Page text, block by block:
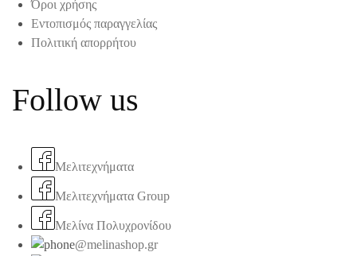
Όροι χρήσης
Εντοπισμός παραγγελίας
Πολιτική απορρήτου
Follow us
Μελιτεχνήματα
Μελιτεχνήματα Group
Μελίνα Πολυχρονίδου
@melinashop.gr